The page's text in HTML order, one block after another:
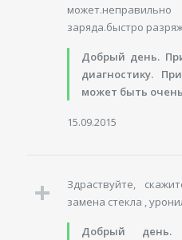
заряда.быстро
Добрый день.
диагностику.
может быть
15.09.2015
Здраствуйте,
замена стекла ,
Добрый день.